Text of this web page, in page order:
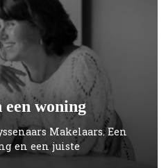
een woning
Makelaars. Een
en een juiste